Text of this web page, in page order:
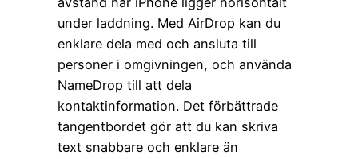
under laddning. Med AirDrop kan du
enklare dela med och ansluta till
personer i omgivningen, och använda
NameDrop till att dela
kontaktinformation. Det förbättrade
tangentbordet gör att du kan skriva
text snabbare och enklare än